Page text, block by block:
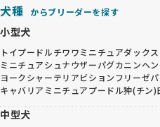
犬種 からブリーダーを探す
小型犬
トイプードルチワワミニチュアダック
ミニチュアシュナウザーパグカニンヘ
ヨークシャーテリアビションフリーゼ
キャバリア ミニチュアプードル狆(チン)
中型犬